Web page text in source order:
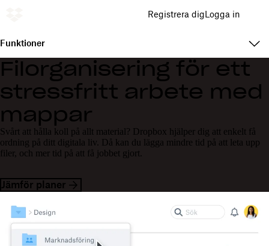
Registrera digLogga in
Funktioner
Filorganisering för ett
stressfritt arbete med
mappar
Svårt att hålla koll på allt material? Dropbox hjälper dig att enkelt få
ordning på ditt digitala liv. Då kan du lägga mindre tid på att leta upp
filer, och mer tid på att få jobbet gjort.
Jämför planer